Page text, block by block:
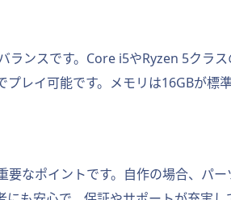
ランスです。Core i5やRyzen 5クラ
プレイ可能です。メモリは16GBが
要なポイントです。自作の場合、パ